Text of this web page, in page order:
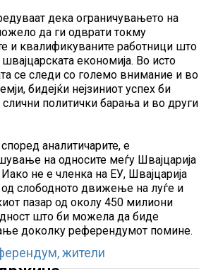
дека ограничувањето на
да ги одврати токму
и квалификуваните работници што
економија. Во исто
се следи со големо внимание и во
бидејќи нејзиниот успех би
политички барања и во други
аналитичарите, е
на односите меѓу Швајцарија
Иако не е членка на ЕУ, Швајцарија
слободното движење на луѓе и
пазар од околу 450 милиони
што би можела да биде
доколку референдумот помине.
,жители